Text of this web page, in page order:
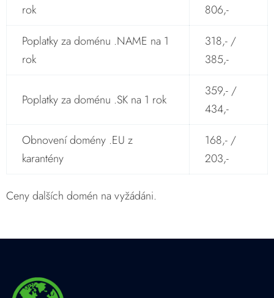
rok
806,-
Poplatky za doménu .NAME na 1
rok
318,- /
385,-
Poplatky za doménu .SK na 1 rok
359,- /
434,-
Obnovení domény .EU z
karantény
168,- /
203,-
Ceny dalších domén na vyžádáni.